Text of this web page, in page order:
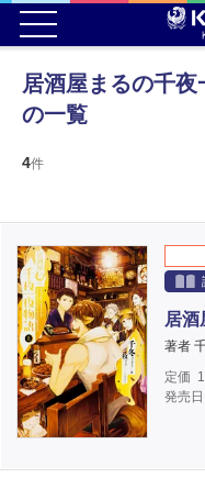
居酒屋まるの千
の一覧
4件
居
著者
定価
発売